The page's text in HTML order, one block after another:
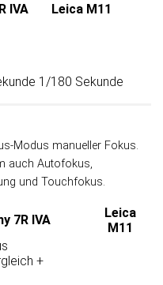
IVA
Leica M11
1/180 Sekunde
Modus manueller Fokus.
auch Autofokus,
und Touchfokus.
7R IVA
Leica
M11
+